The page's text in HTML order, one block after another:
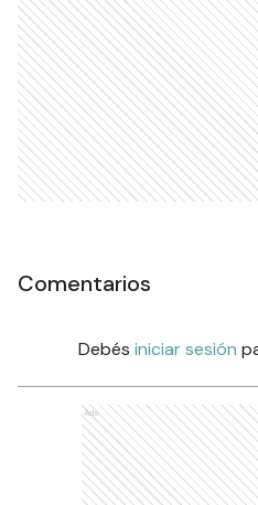
Comentarios
Debés iniciar sesión
Ads